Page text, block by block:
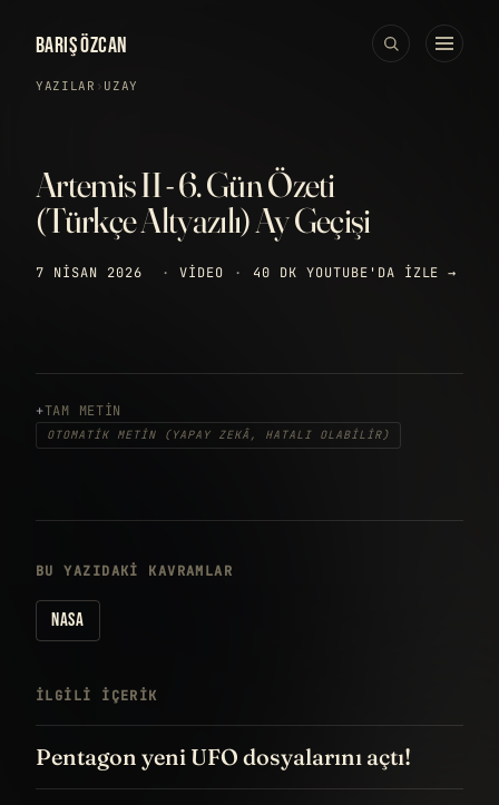
BARIŞ ÖZCAN
YAZILAR › UZAY
Artemis II - 6. Gün Özeti
(Türkçe Altyazılı) Ay Geçişi
7 NISAN 2026 · VIDEO · 40 DK YOUTUBE'DA IZLE →
TAM METIN
OTOMATIK METIN (YAPAY ZEKÂ, HATALI OLABILIR)
BU YAZIDAKI KAVRAMLAR
NASA
İLGILI IÇERIK
Pentagon yeni UFO dosyalarını açtı!